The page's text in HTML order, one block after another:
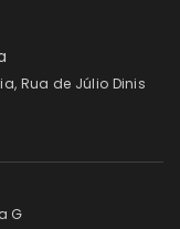
Rua de Júlio Dinis
G